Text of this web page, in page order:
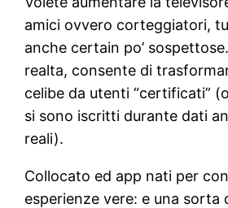
amici ovvero corteggiatori,
anche certain po’
realta, consente di
celibe da utenti “certificati”
si sono iscritti durante dati
reali).
Collocato ed app nati per
esperienze vere: e una sorta